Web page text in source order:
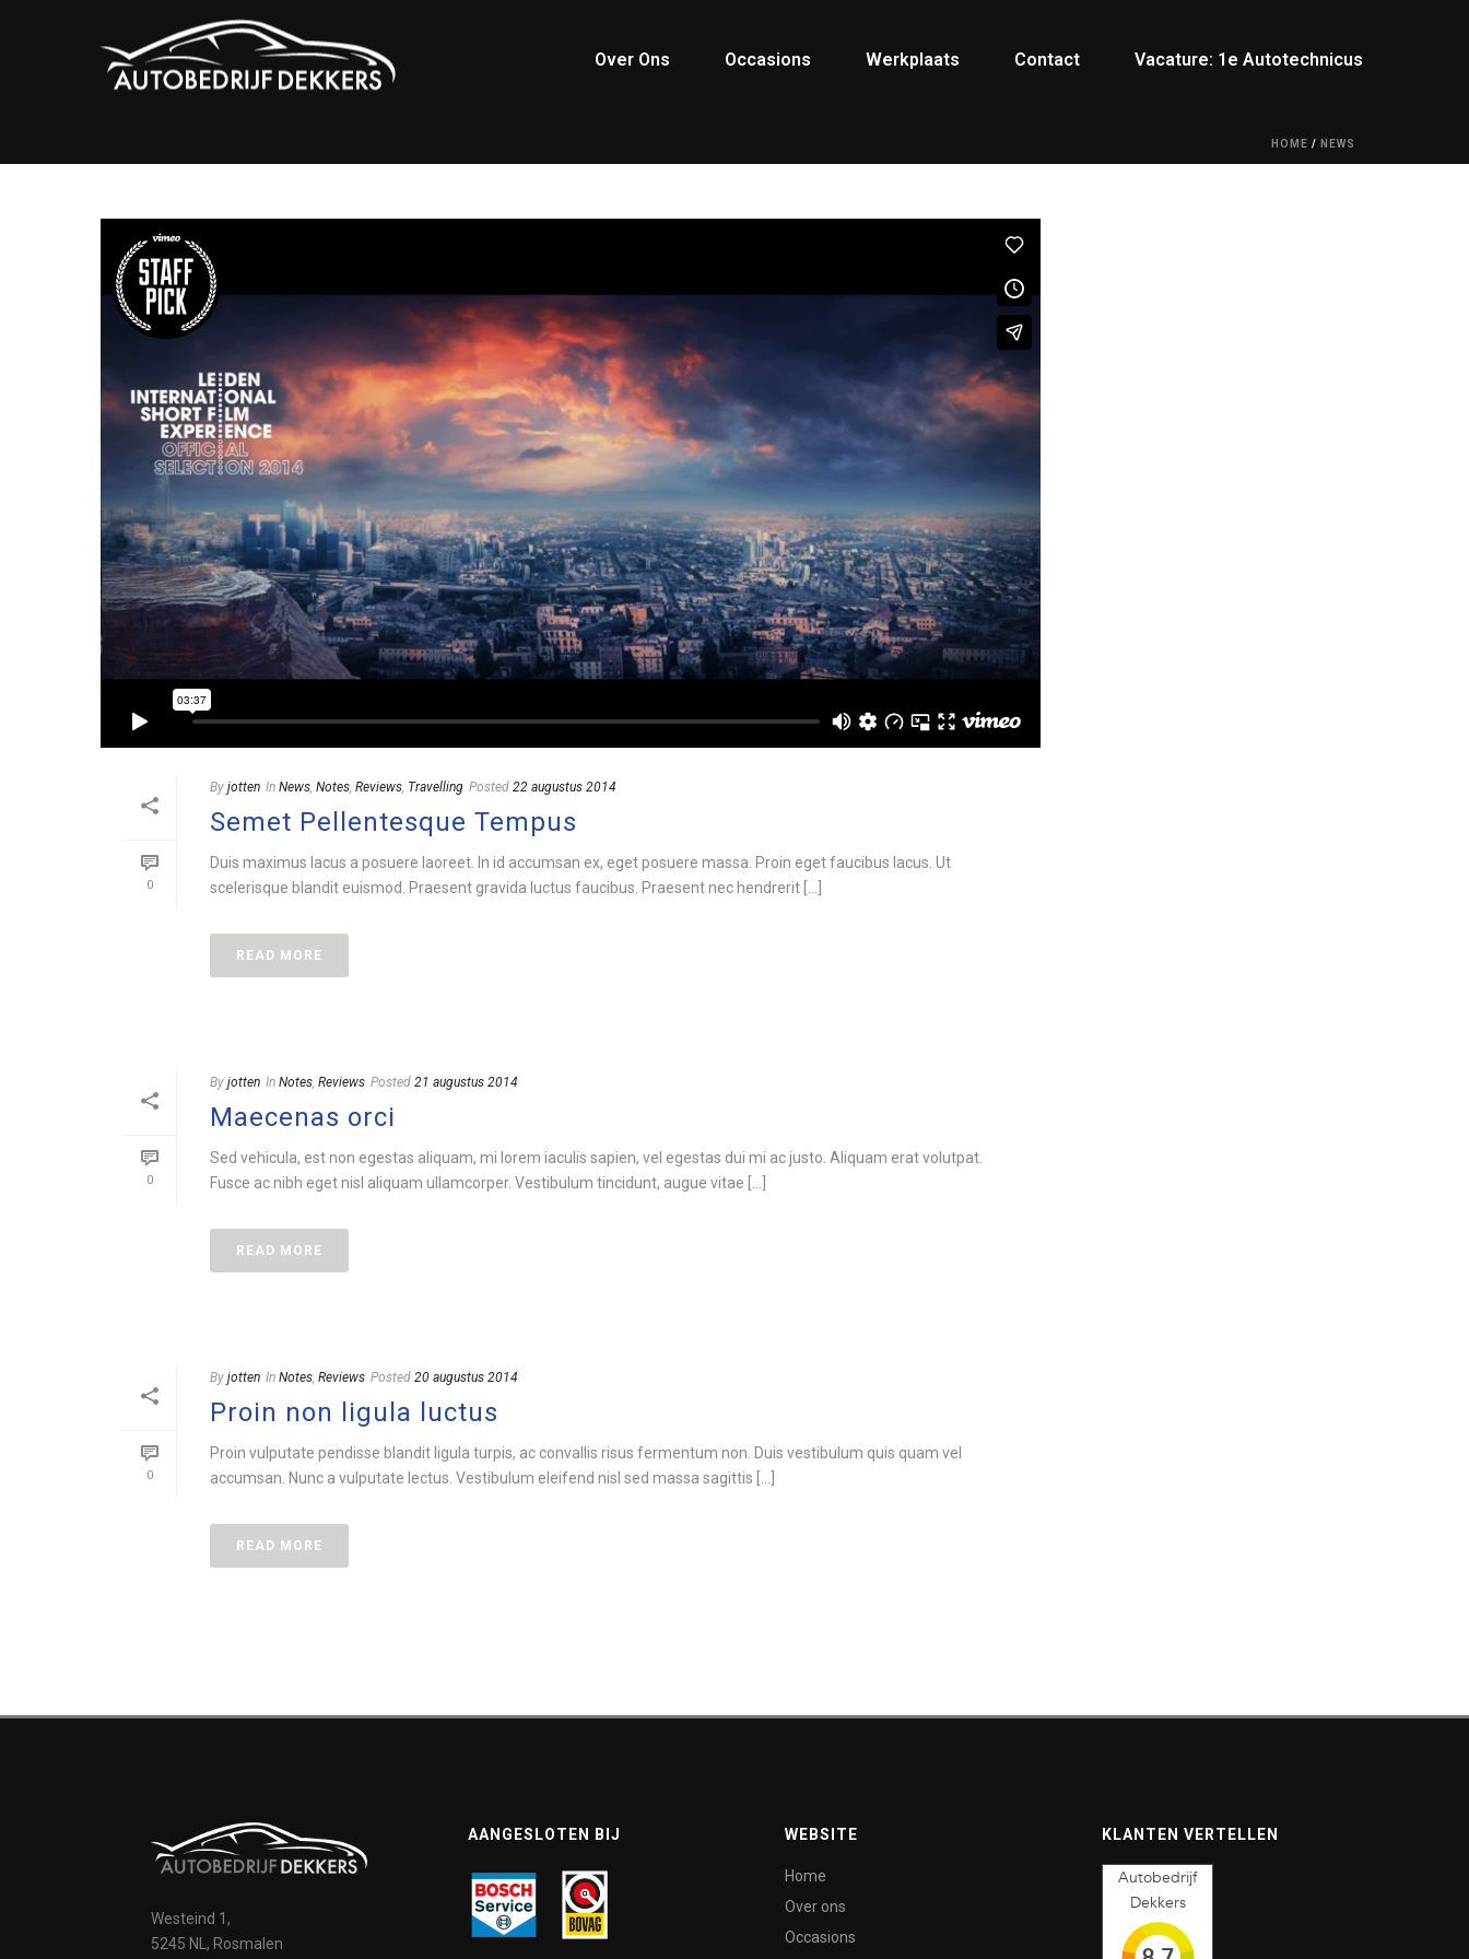
Over Ons Occasions Werkplaats Contact Vacature: 1e Autotechnicus
HOME / NEWS
0
By jotten In News Notes Reviews Travelling Posted 22 augustus 2014
Semet Pellentesque Tempus
Duis maximus lacus a posuere laoreet. In id accumsan ex, eget posuere massa. Proin eget faucibus lacus. Ut
scelerisque blandit euismod. Praesent gravida luctus faucibus. Praesent nec hendrerit [...]
READ MORE
0
By jotten In Notes Reviews Posted 21 augustus 2014
Maecenas orci
Sed vehicula, est non egestas aliquam, mi lorem iaculis sapien, vel egestas dui mi ac justo. Aliquam erat volutpat.
Fusce ac nibh eget nisl aliquam ullamcorper. Vestibulum tincidunt, augue vitae [...]
READ MORE
0
By jotten In Notes Reviews Posted 20 augustus 2014
Proin non ligula luctus
Proin vulputate pendisse blandit ligula turpis, ac convallis risus fermentum non. Duis vestibulum quis quam vel
accumsan. Nunc a vulputate lectus. Vestibulum eleifend nisl sed massa sagittis [...]
READ MORE
Westeind 1,
5245 NL, Rosmalen
AANGESLOTEN BIJ WEBSITE
Home
Over ons
Occasions
KLANTEN VERTELLEN
Autobedrijf
Dekkers